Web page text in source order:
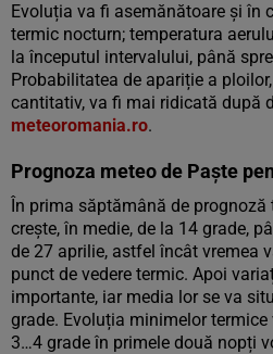
Evoluția va fi asemănătoare și în
termic nocturn; temperatura
la începutul intervalului, până
Probabilitatea de apariție a
cantitativ, va fi mai ridicată după
meteoromania.ro.
Prognoza meteo de Paște
În prima săptămână de prognoză
crește, în medie, de la 14 grade,
de 27 aprilie, astfel încât vremea
punct de vedere termic. Apoi
importante, iar media lor se va
grade. Evoluția minimelor
3…4 grade în primele două nopți